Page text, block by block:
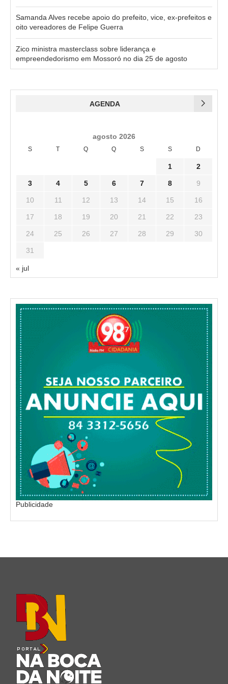
Samanda Alves recebe apoio do prefeito, vice, ex-prefeitos e
oito vereadores de Felipe Guerra
Zico ministra masterclass sobre liderança e
empreendedorismo em Mossoró no dia 25 de agosto
AGENDA
agosto 2026
S T Q Q S S D
1 2
3 4 5 6 7 8 9
10 11 12 13 14 15 16
17 18 19 20 21 22 23
24 25 26 27 28 29 30
31
« jul
Publicidade